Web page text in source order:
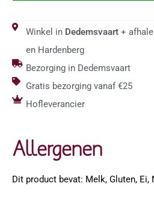
Winkel in Dedemsvaart+
en Hardenberg
Bezorging in Dedemsvaart
Gratis bezorging vanaf €25
Hofleverancier
Allergenen
Dit product bevat: Melk, Gluten, Ei,